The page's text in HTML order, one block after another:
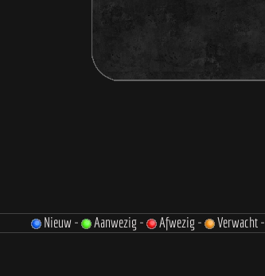
Nieuw - Aanwezig - Afwezig - Verwacht -